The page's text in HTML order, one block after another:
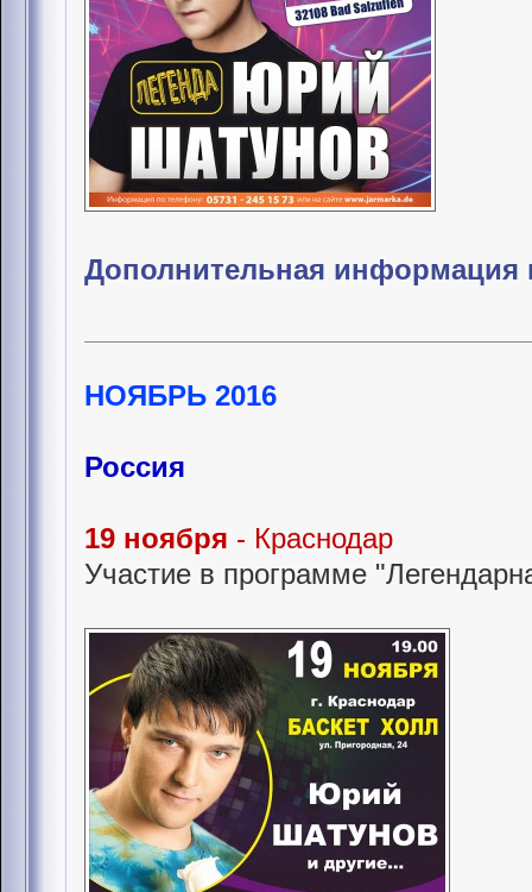
Дополнительная информация
НОЯБРЬ 2016
Россия
19 ноября - Краснодар
Участие в программе